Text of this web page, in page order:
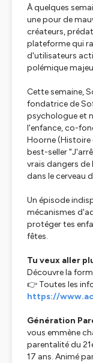
À quelques
une pour de
créateurs,
plateforme qui
d'utilisateurs
polémique
Cette semaine,
fondatrice de
psychologue et
l'enfance, co-
Hoorne (Histoire
best-seller
vrais dangers de
dans le cerveau
Un épisode
mécanismes
protéger tes
fêtes.
Tu veux aller
Découvre la
👉 Toutes les
https://
Génération
vous emmène
parentalité du
17 ans. Animé